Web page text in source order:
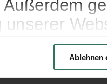
unserer
diese Ablehnen